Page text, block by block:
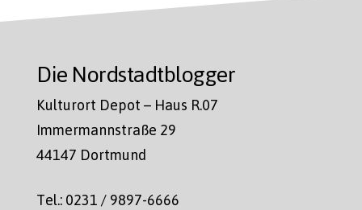
Die Nordstadtblogger
Kulturort Depot – Haus R.07
Immermannstraße 29
44147 Dortmund
Tel.: 0231 / 9897-6666